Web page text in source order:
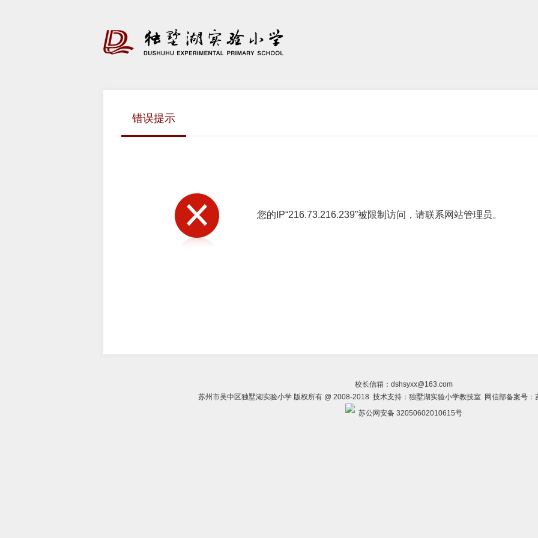
错误提示
您的IP“216.73.216.239”被限制访问，请联系网站管理员。
校长信箱：dshsyxx@163.com
苏州市吴中区独墅湖实验小学 版权所有 @ 2008-2018 技术支持：独墅湖实验小学教技室 网信部备案号：
苏公网安备 32050602010615号